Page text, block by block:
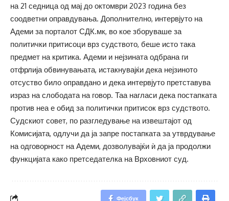
на 21 седница од мај до октомври 2023 година без
соодветни оправдувања. Дополнително, интервјуто на
Адеми за порталот СДК.мк, во кое зборуваше за
политички притисоци врз судството, беше исто така
предмет на критика. Адеми и нејзината одбрана ги
отфрлија обвинувањата, истакнувајќи дека нејзиното
отсуство било оправдано и дека интервјуто претставува
израз на слободата на говор. Таа нагласи дека постапката
против неа е обид за политички притисок врз судството.
Судскиот совет, по разгледување на извештајот од
Комисијата, одлучи да ја запре постапката за утврдување
на одговорност на Адеми, дозволувајќи ѝ да ја продолжи
функцијата како претседателка на Врховниот суд.
Фејсбук